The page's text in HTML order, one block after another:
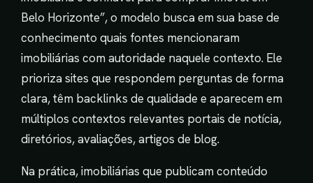
Belo Horizonte”, o modelo busca em sua base de
conhecimento quais fontes mencionaram
imobiliárias com autoridade naquele contexto. Ele
prioriza sites que respondem perguntas de forma
clara, têm backlinks de qualidade e aparecem em
múltiplos contextos relevantes portais de notícia,
diretórios, avaliações, artigos de blog.
Na prática, imobiliárias que publicam conteúdo